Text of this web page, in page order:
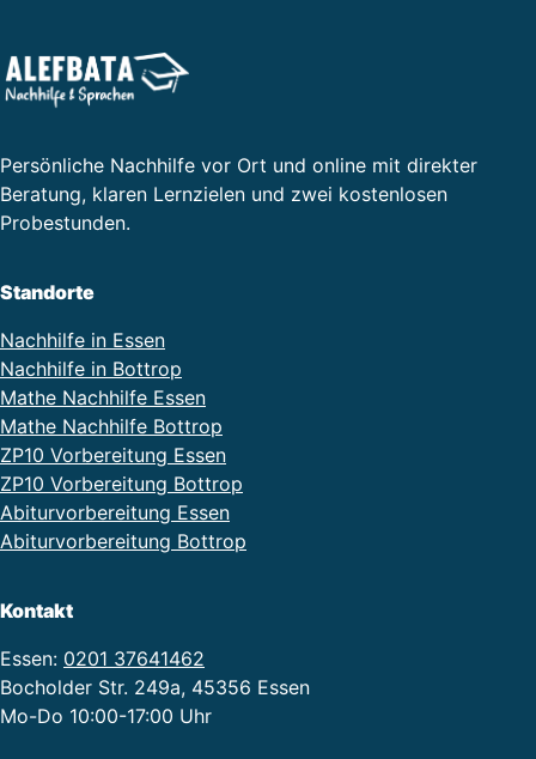
Persönliche Nachhilfe vor Ort und online mit direkter
Beratung, klaren Lernzielen und zwei kostenlosen
Probestunden.
Standorte
Nachhilfe in Essen
Nachhilfe in Bottrop
Mathe Nachhilfe Essen
Mathe Nachhilfe Bottrop
ZP10 Vorbereitung Essen
ZP10 Vorbereitung Bottrop
Abiturvorbereitung Essen
Abiturvorbereitung Bottrop
Kontakt
Essen: 0201 37641462
Bocholder Str. 249a, 45356 Essen
Mo-Do 10:00-17:00 Uhr